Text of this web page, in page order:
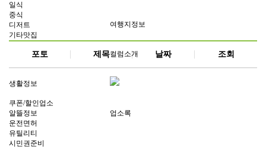
일식
중식
디저트
기타맛집
여행지정보
컬럼소개
생활정보
쿠폰/할인업소
알뜰정보
운전면허
유틸리티
시민권준비
업소록
포토 제목 날짜 조회